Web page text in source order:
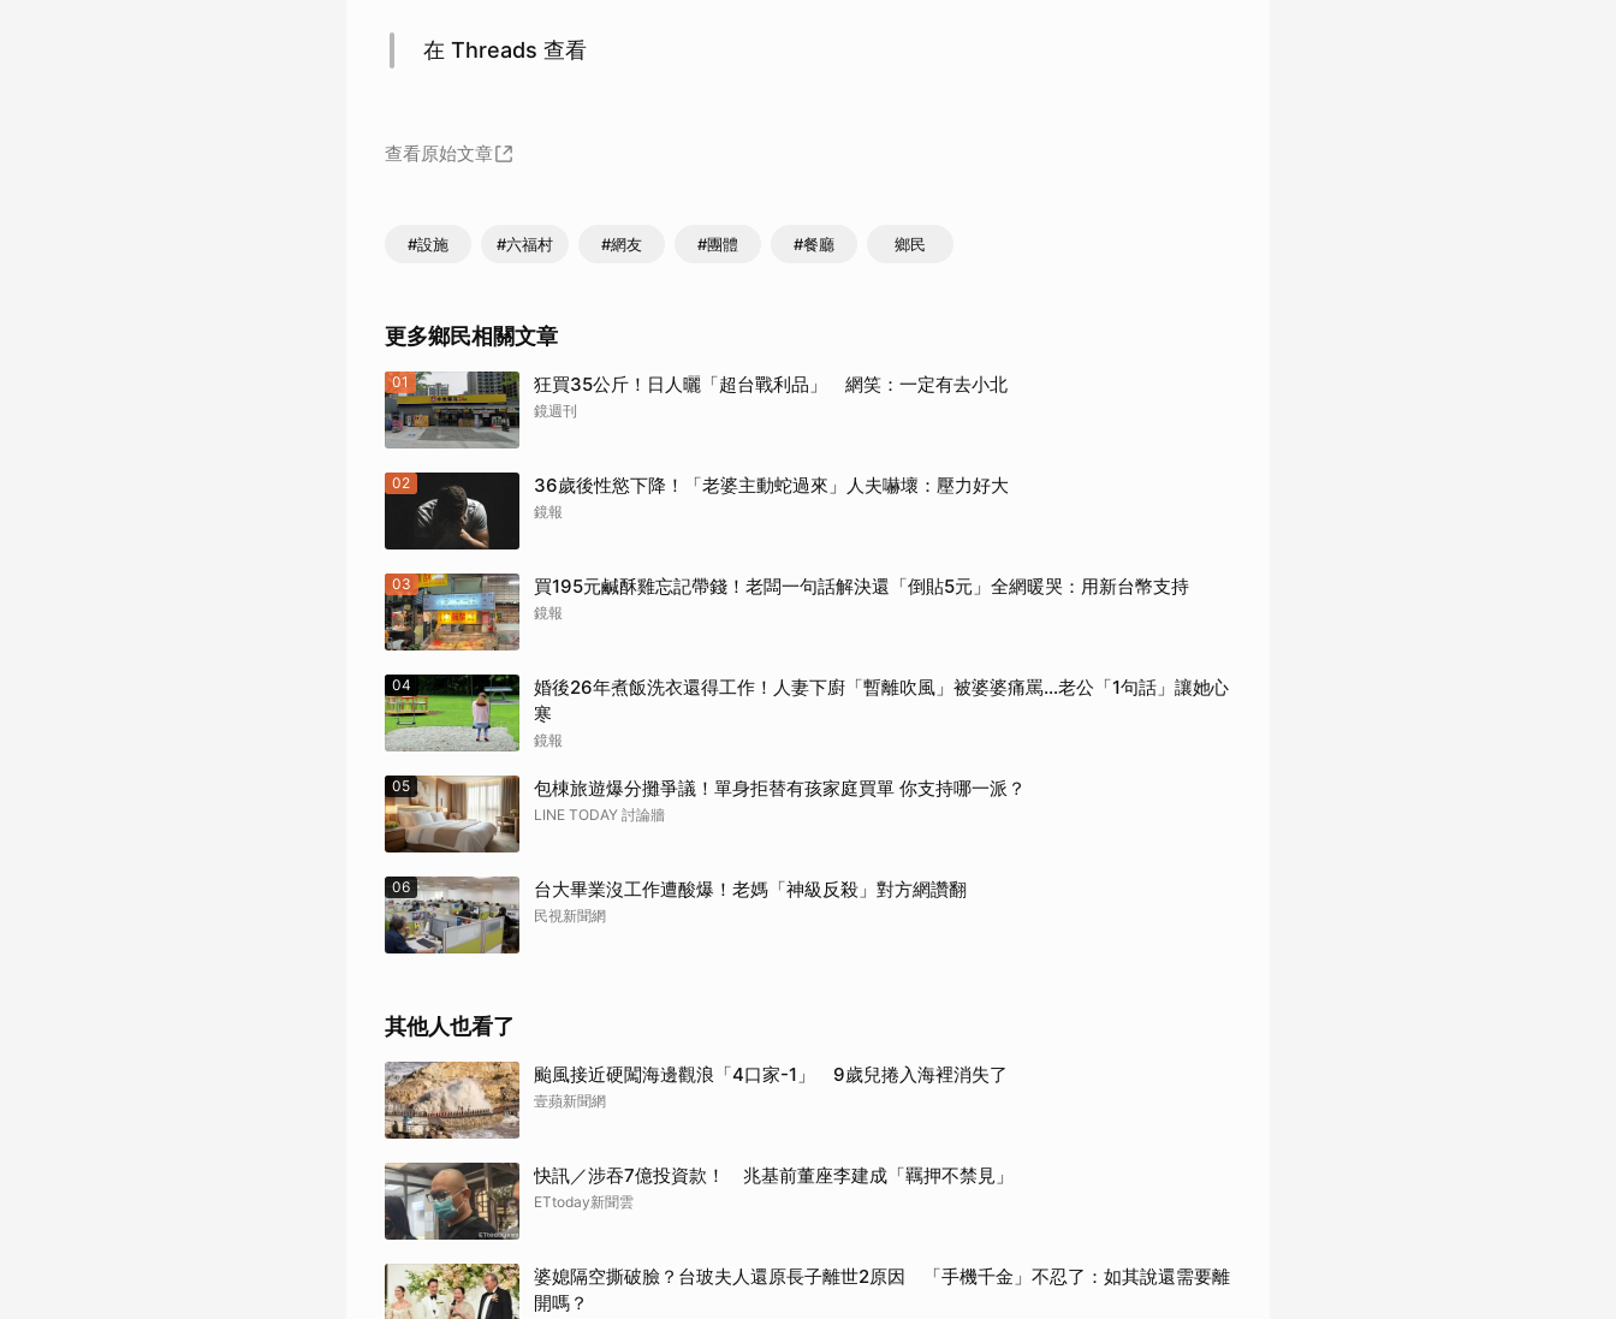
在 Threads 查看
查看原始文章
#設施 #六福村 #網友 #團體 #餐廳 鄉民
更多鄉民相關文章
01 狂買35公斤！日人曬「超台戰利品」 網笑：一定有去小北
鏡週刊
02 36歲後性慾下降！「老婆主動蛇過來」人夫嚇壞：壓力好大
鏡報
03 買195元鹹酥雞忘記帶錢！老闆一句話解決還「倒貼5元」全網暖哭：用新台幣支持
鏡報
04
婚後26年煮飯洗衣還得工作！人妻下廚「暫離吹風」被婆婆痛罵…老公「1句話」讓她心
寒
鏡報
05 包棟旅遊爆分攤爭議！單身拒替有孩家庭買單 你支持哪一派？
LINE TODAY 討論牆
06 台大畢業沒工作遭酸爆！老媽「神級反殺」對方網讚翻
民視新聞網
其他人也看了
颱風接近硬闖海邊觀浪「4口家-1」 9歲兒捲入海裡消失了
壹蘋新聞網
快訊／涉吞7億投資款！ 兆基前董座李建成「羈押不禁見」
ETtoday新聞雲
婆媳隔空撕破臉？台玻夫人還原長子離世2原因 「手機千金」不忍了：如其說還需要離
開嗎？